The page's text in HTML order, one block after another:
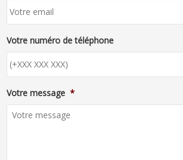
Votre numéro de téléphone
Votre message *